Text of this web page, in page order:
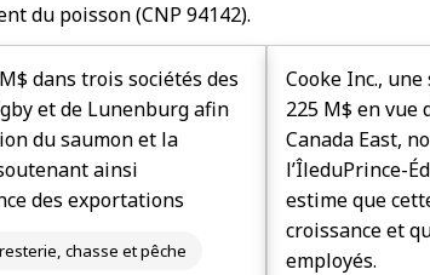
du poisson (CNP 94142).
dans trois sociétés des
et de Lunenburg afin
du saumon et la
ainsi
des exportations
chasse et pêche
Cooke Inc.,
225 M$ en vue
Canada East,
l’Île­du­Prince-
estime que
croissance et
employés.